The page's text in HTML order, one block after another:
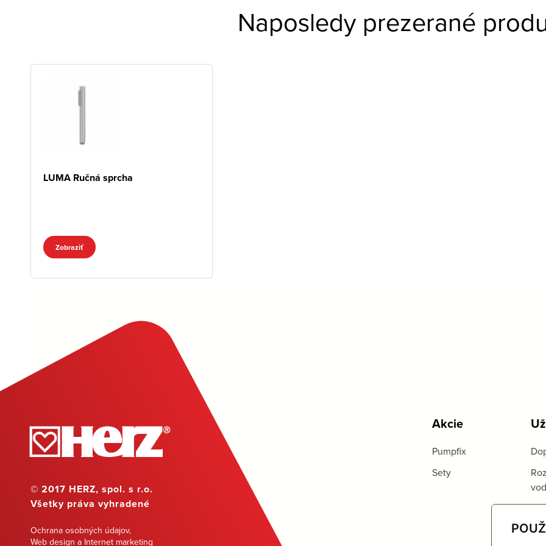
Naposledy prezerané
LUMA Ručná sprcha
Zobraziť
© 2017 HERZ, spol. s r.o.
Všetky práva vyhradené
Ochrana osobných údajov,
Web design a Internet marketing
Akcie
Pumpfix
Sety